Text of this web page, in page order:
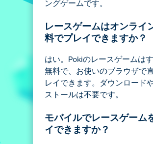
ングゲームです。
レースゲームはオンライ
料でプレイできますか？
はい。Pokiのレースゲームは
無料で、お使いのブラウザで
レイできます。ダウンロード
ストールは不要です。
モバイルでレースゲーム
イできますか？